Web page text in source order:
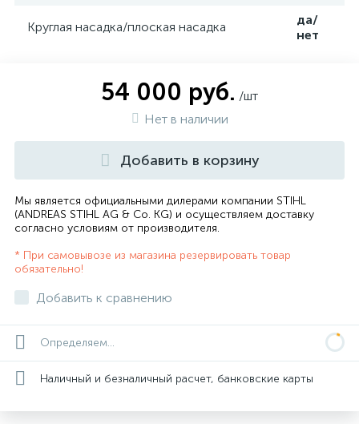
Круглая насадка/плоская насадка
да/
нет
54 000 руб. /шт
Нет в наличии
Добавить в корзину
Мы является официальными дилерами компании STIHL
(ANDREAS STIHL AG & Co. KG) и осуществляем доставку
согласно условиям от производителя.
* При самовывозе из магазина резервировать товар
обязательно!
Добавить к сравнению
Определяем...
Наличный и безналичный расчет, банковские карты